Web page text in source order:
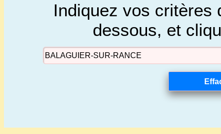
Indiquez vos critères
dessous, et